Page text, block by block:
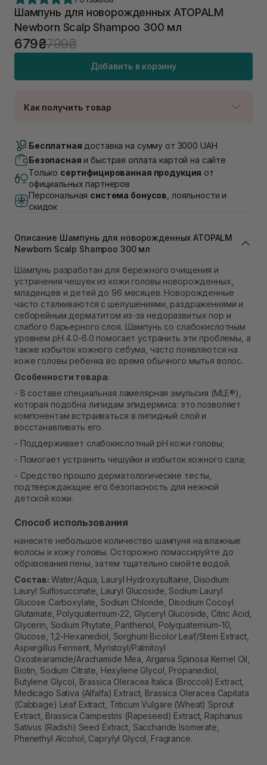
Шампунь для новорожденных ATOPALM
Newborn Scalp Shampoo 300 мл
679₴799₴
Добавить в корзину
Как получить товар
Нет в наличии!
Самовывоз г. Луцк, Винниченка 4
Самовывоз г. Львов, ул. Академика Подстригача,
1В (Duck's Lake)
Нет в наличии!
Самовывоз Львов (Ивана Франко 36)
Самовывоз г. Львов ул. Степана Бандеры 43
В наличии
В наличии
Самовывоз г. Ровно, ул. Кулика и Гудачека 23 (ТЦ
Экватор)
Нет в наличии!
Бесплатная доставка на сумму от 3000 UAH
Безопасная и быстрая оплата картой на сайте
Только сертифицированная продукция от
официальных партнеров
Персональная система бонусов , лояльности и
скидок
Описание Шампунь для новорожденных ATOPALM
Newborn Scalp Shampoo 300 мл
Шампунь разработан для бережного очищения и
устранения чешуек из кожи головы новорожденных,
младенцев и детей до 96 месяцев. Новорожденные
часто сталкиваются с шелушениями, раздражениями и
себорейным дерматитом из-за недоразвитых пор и
слабого барьерного слоя. Шампунь со слабокислотным
уровнем pH 4.0-6.0 помогает устранить эти проблемы, а
также избыток кожного себума, часто появляются на
коже головы ребенка во время обычного мытья волос.
Особенности товара:
- В составе специальная ламелярная эмульсия (MLE®),
которая подобна липидам эпидермиса: это позволяет
компонентам встраиваться в липидный слой и
восстанавливать его.
- Поддерживает слабокислотный pH кожи головы;
- Помогает устранить чешуйки и избыток кожного сала;
- Средство прошло дерматологические тесты,
подтверждающие его безопасность для нежной
детской кожи.
Способ использования
нанесите небольшое количество шампуня на влажные
волосы и кожу головы. Осторожно помассируйте до
образования пены, затем тщательно смойте водой.
Состав: Water/Aqua, Lauryl Hydroxysultaine, Disodium
Lauryl Sulfosuccinate, Lauryl Glucoside, Sodium Lauryl
Glucose Carboxylate, Sodium Chloride, Disodium Cocoyl
Glutamate, Polyquaternium-22, Glyceryl Glucoside, Citric Acid,
Glycerin, Sodium Phytate, Panthenol, Polyquaternium-10,
Glucose, 1,2-Hexanediol, Sorghum Bicolor Leaf/Stem Extract,
Aspergillus Ferment, Myristoyl/Palmitoyl
Oxostearamide/Arachamide Mea, Argania Spinosa Kernel Oil,
Biotin, Sodium Citrate, Hexylene Glycol, Propanediol,
Butylene Glycol, Brassica Oleracea Italica (Broccoli) Extract,
Medicago Sativa (Alfalfa) Extract, Brassica Oleracea Capitata
(Cabbage) Leaf Extract, Triticum Vulgare (Wheat) Sprout
Extract, Brassica Campestris (Rapeseed) Extract, Raphanus
Sativus (Radish) Seed Extract, Saccharide Isomerate,
Phenethyl Alcohol, Caprylyl Glycol, Fragrance.